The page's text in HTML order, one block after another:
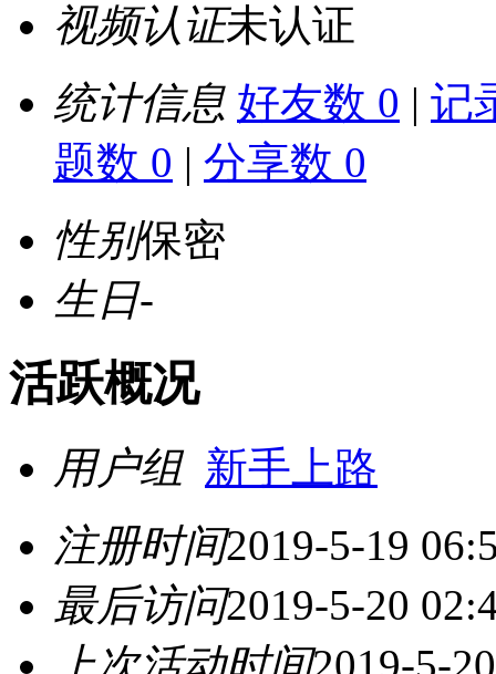
视频认证未认证
统计信息 好友数 0 | 记
题数 0 | 分享数 0
性别保密
生日-
活跃概况
用户组 新手上路
注册时间2019-5-19
最后访问2019-5-20